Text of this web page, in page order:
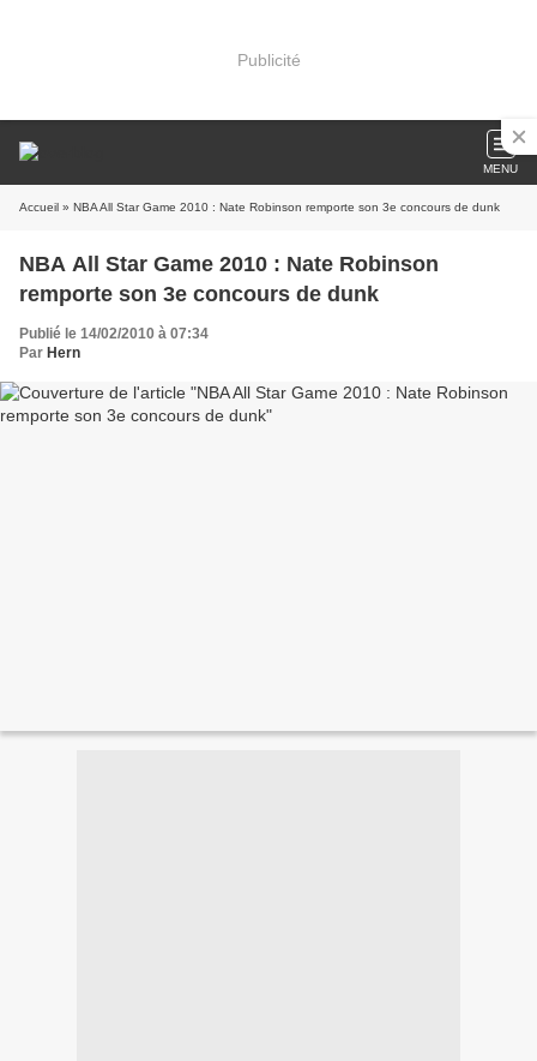
Publicité
MENU
Accueil » NBA All Star Game 2010 : Nate Robinson remporte son 3e concours de dunk
NBA All Star Game 2010 : Nate Robinson
remporte son 3e concours de dunk
Publié le 14/02/2010 à 07:34
Par Hern